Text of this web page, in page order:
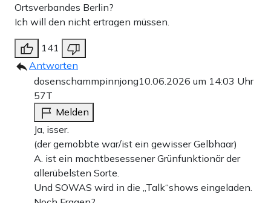
Ortsverbandes Berlin?
Ich will den nicht ertragen müssen.
141
Antworten
dosenschammpinnjong10.06.2026 um 14:03 Uhr
57T
Melden
Ja, isser.
(der gemobbte war/ist ein gewisser Gelbhaar)
A. ist ein machtbesessener Grünfunktionär der
allerübelsten Sorte.
Und SOWAS wird in die „Talk“shows eingeladen.